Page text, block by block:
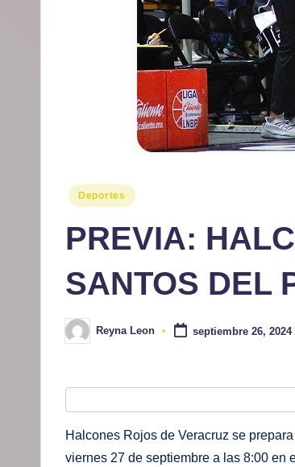
Publicado
Deportes
PREVIA:
SANTOS DEL
Publicado
por
Reyna Leon septiembre 26, 2024
Halcones Rojos de Veracruz se
viernes 27 de septiembre a las 8:00 en